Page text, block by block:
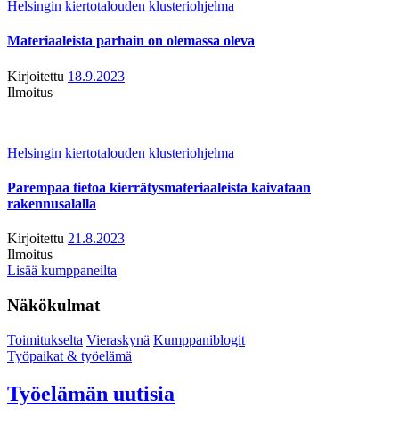
Helsingin kiertotalouden klusteriohjelma
Materiaaleista parhain on olemassa oleva
Kirjoitettu 18.9.2023
Ilmoitus
Helsingin kiertotalouden klusteriohjelma
Parempaa tietoa kierrätysmateriaaleista kaivataan
rakennusalalla
Kirjoitettu 21.8.2023
Ilmoitus
Lisää kumppaneilta
Näkökulmat
Toimitukselta Vieraskynä Kumppaniblogit
Työpaikat & työelämä
Työelämän uutisia